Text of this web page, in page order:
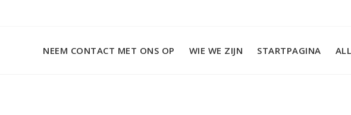
NEEM CONTACT MET ONS OP WIE WE ZIJN STARTPAGINA